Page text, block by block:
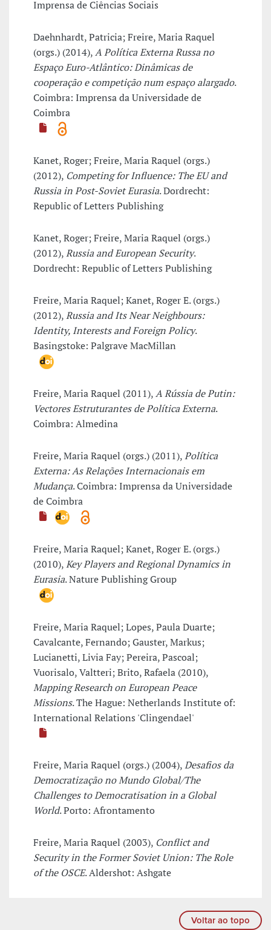
Imprensa de Ciências Sociais
Daehnhardt, Patricia; Freire, Maria Raquel
(orgs.) (2014),A Política Externa Russa no
Espaço Euro-Atlântico: Dinâmicas de
cooperação e competição num espaço alargado.
Coimbra: Imprensa da Universidade de
Coimbra
Kanet, Roger; Freire, Maria Raquel (orgs.)
(2012), Competing for Influence: The EU and
Russia in Post-Soviet Eurasia. Dordrecht:
Republic of Letters Publishing
Kanet, Roger; Freire, Maria Raquel (orgs.)
(2012),Russia and European Security.
Dordrecht: Republic of Letters Publishing
Freire, Maria Raquel; Kanet, Roger E. (orgs.)
(2012),Russia and Its Near Neighbours:
Identity, Interests and Foreign Policy.
Basingstoke: Palgrave MacMillan
Freire, Maria Raquel (2011),A Rússia de Putin:
Vectores Estruturantes de Política Externa.
Coimbra: Almedina
Freire, Maria Raquel (orgs.) (2011),Política
Externa: As Relações Internacionais em
Mudança. Coimbra: Imprensa da Universidade
de Coimbra
Freire, Maria Raquel; Kanet, Roger E. (orgs.)
(2010),Key Players and Regional Dynamics in
Eurasia. Nature Publishing Group
Freire, Maria Raquel; Lopes, Paula Duarte;
Cavalcante, Fernando; Gauster, Markus;
Lucianetti, Livia Fay; Pereira, Pascoal;
Vuorisalo, Valtteri; Brito, Rafaela (2010),
Mapping Research on European Peace
Missions. The Hague: Netherlands Institute of:
International Relations 'Clingendael'
Freire, Maria Raquel (orgs.) (2004),Desafios da
Democratização no Mundo Global/The
Challenges to Democratisation in a Global
World. Porto: Afrontamento
Freire, Maria Raquel (2003), Conflict and
Security in the Former Soviet Union: The Role
of the OSCE. Aldershot: Ashgate
Voltar ao topo